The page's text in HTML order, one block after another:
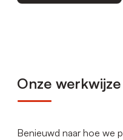
Onze werkwijze
Benieuwd naar hoe we